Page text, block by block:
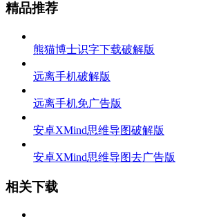
精品推荐
熊猫博士识字下载破解版
远离手机破解版
远离手机免广告版
安卓XMind思维导图破解版
安卓XMind思维导图去广告版
相关下载